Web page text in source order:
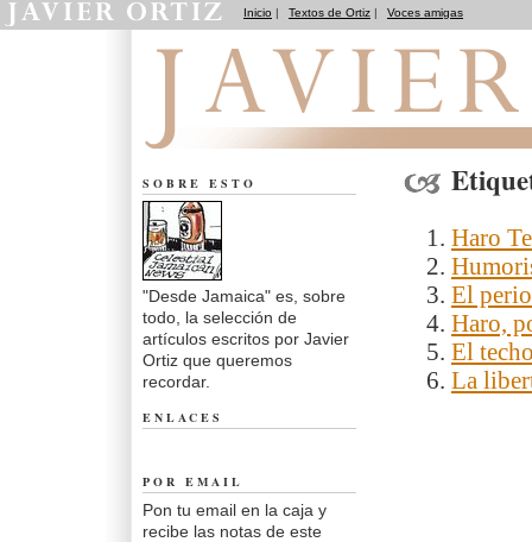
Inicio | Textos de Ortiz | Voces amigas
Haro
El
Haro,
El
La
SOBRE ESTO
"Desde Jamaica" es, sobre
todo, la selección de
artículos escritos por Javier
Ortiz que queremos
recordar.
ENLACES
POR EMAIL
Pon tu email en la caja y
recibe las notas de este